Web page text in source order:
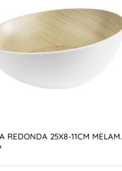
REDONDA 25X8-11CM MELAM.